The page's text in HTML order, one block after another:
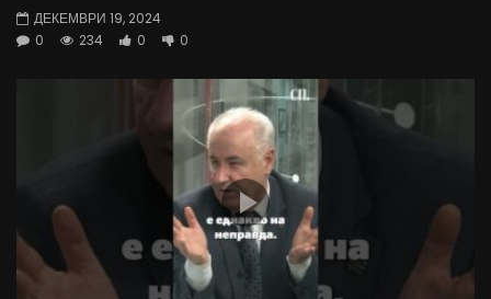
ДЕКЕМВРИ 19, 2024
0
234 0 0